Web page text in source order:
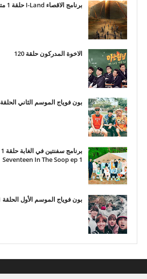
برنامج الاقصاء I-Land حلقة 1 مترجمة للعربية
الاخوة المدركون حلقة 120
بون فوياج الموسم الثاني الحلقة 2 مترجمة للعربية
Seventeen In The Soop ep 1
بون فوياج الموسم الأول الحلقة 1 مترجم للعربية